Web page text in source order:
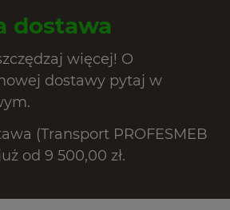
dostawa
więcej! O
dostawy pytaj w
(Transport PROFESMEB
od 9 500,00 zł.